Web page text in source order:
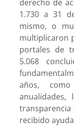
derecho de
1.730 a 31
mismo, o
multiplicaron
portales de
5.068
años,
transparencia
recibido